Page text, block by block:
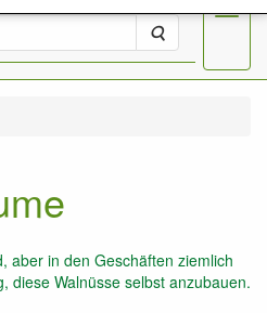
Suche
Menu
aber in den Geschäften ziemlich
diese Walnüsse selbst anzubauen.